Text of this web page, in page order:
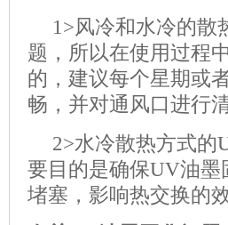
1>风冷和水冷的散
题，所以在使用过程
的，建议每个星期或
畅，并对通风口进行清
2>水冷散热方式的
要目的是确保UV油墨
堵塞，影响热交换的效